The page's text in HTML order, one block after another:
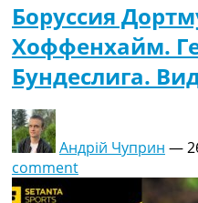
Боруссия
Хоффенхайм.
Бундеслига.
Андрій Чуприн —
comment